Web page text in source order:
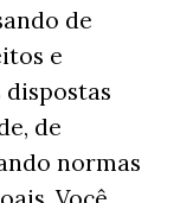
de
e
de
normas